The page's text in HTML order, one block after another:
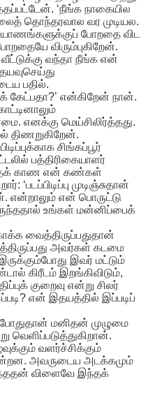
‘நீங்க நாகையில
தொந்தரவால வர முடியல.
போறதை விட
விரும்புகிறேன்.
வந்தா நீங்க என்
பதில்.
கேட்பதா?’ என்கிறேன் நான்.
எனக்கு மெய்சிலிர்த்தது.
திணறுகிறேன்.
சிங்கப்பூர்
பத்திரிகையாளர்
காண என் கண்கள்
‘படப்பிடிப்பு முடிஞ்சுதான்
என்றாலும் என் பொருட்டு
உங்கள் மன்னிப்பைக்
வைத்திருப்பதுதான்
அவர்கள் கடமை
இவர் மட்டும்
கிரீடம் இறங்கிவிடும்,
குறைவு என்று சிலர்
என் இதயத்தில் இப்படிப்
மனிதன் முழுமை
வளர்ச்சிக்கும்
அவருடைய அடக்கமும்
விளைவே இந்தக்